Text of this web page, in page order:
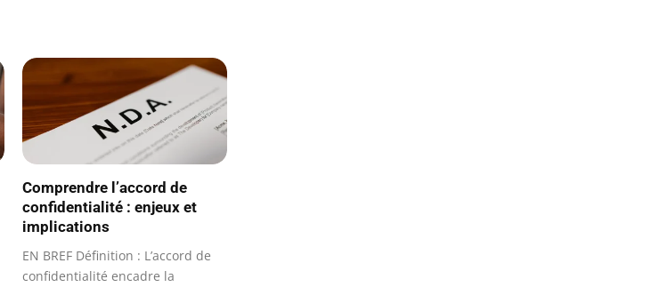
Comprendre l’accord de
confidentialité : enjeux et
implications
EN BREF Définition : L’accord de
confidentialité encadre la